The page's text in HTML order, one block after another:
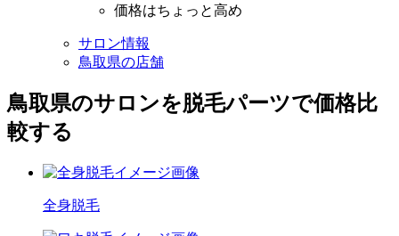
価格はちょっと高め
サロン情報
鳥取県の店舗
鳥取県のサロンを脱毛パーツで価格比
較する
全身脱毛